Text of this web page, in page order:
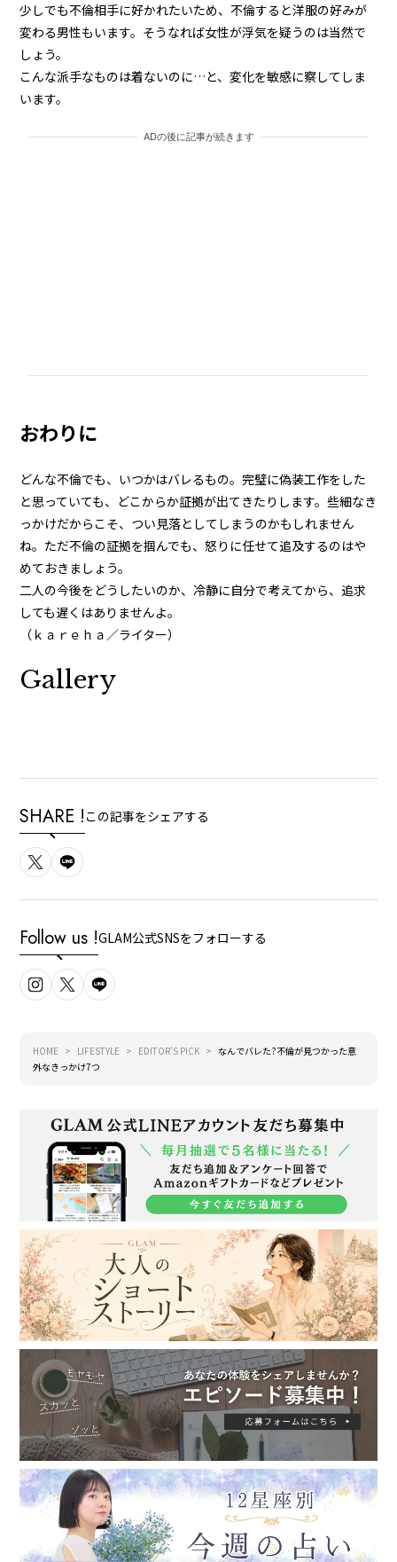
少しでも不倫相手に好かれたいため、不倫すると洋服の好みが
変わる男性もいます。そうなれば女性が浮気を疑うのは当然で
しょう。
こんな派手なものは着ないのに…と、変化を敏感に察してしま
います。
ADの後に記事が続きます
おわりに
どんな不倫でも、いつかはバレるもの。完璧に偽装工作をした
と思っていても、どこからか証拠が出てきたりします。些細なき
っかけだからこそ、つい見落としてしまうのかもしれません
ね。ただ不倫の証拠を掴んでも、怒りに任せて追及するのはや
めておきましょう。
二人の今後をどうしたいのか、冷静に自分で考えてから、追求
しても遅くはありませんよ。
（ｋａｒｅｈａ／ライター）
Gallery
SHARE ! この記事をシェアする
Follow us !GLAM公式SNSをフォローする
HOME LIFESTYLE EDITOR'S PICK
なんでバレた?不倫が見つかった意
外なきっかけ7つ